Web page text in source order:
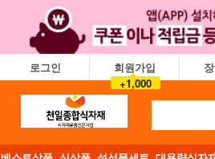
로그인
회원가입
+1,000